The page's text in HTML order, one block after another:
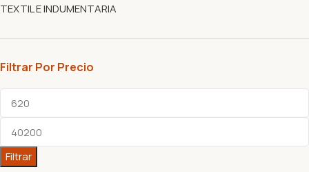
TEXTIL E INDUMENTARIA
Filtrar Por Precio
Filtrar